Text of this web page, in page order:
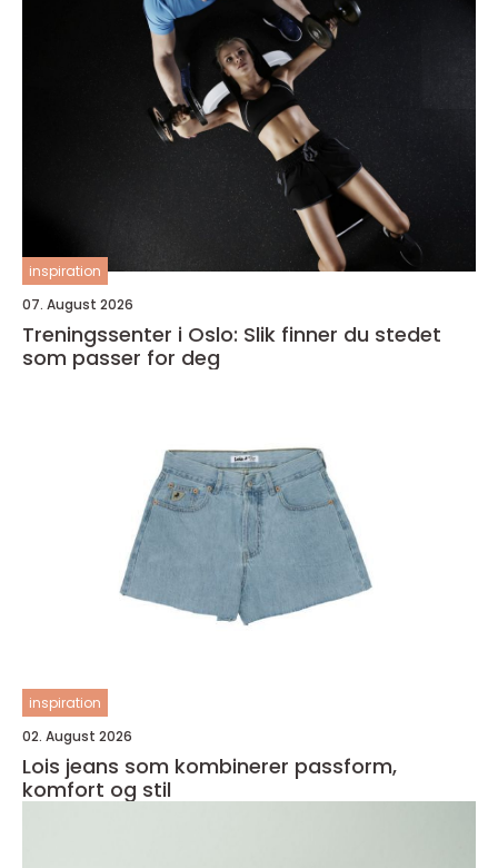
inspiration
07. August 2026
Treningssenter i Oslo: Slik finner du stedet
som passer for deg
inspiration
02. August 2026
Lois jeans som kombinerer passform,
komfort og stil